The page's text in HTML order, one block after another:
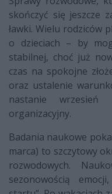
skończyć się jeszcze
ławki. Wielu rodziców
o dzieciach – by
stabilnej, choć już
czas na spokojne
oraz ustalenie
nastanie
organizacyjny.
Badania naukowe
marca) to szczytowy
rozwodowych.
sezonowością